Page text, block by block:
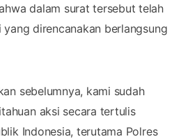
dalam surat tersebut telah
direncanakan berlangsung
sebelumnya, kami sudah
aksi secara tertulis
Indonesia, terutama Polres